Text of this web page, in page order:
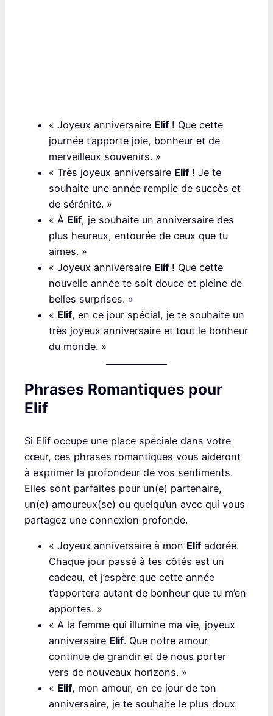
« Joyeux anniversaire Elif ! Que cette
journée t’apporte joie, bonheur et de
merveilleux souvenirs. »
« Très joyeux anniversaire Elif ! Je te
souhaite une année remplie de succès et
de sérénité. »
« À Elif, je souhaite un anniversaire des
plus heureux, entourée de ceux que tu
aimes. »
« Joyeux anniversaire Elif ! Que cette
nouvelle année te soit douce et pleine de
belles surprises. »
« Elif, en ce jour spécial, je te souhaite un
très joyeux anniversaire et tout le bonheur
du monde. »
Phrases Romantiques pour
Elif
Si Elif occupe une place spéciale dans votre
cœur, ces phrases romantiques vous aideront
à exprimer la profondeur de vos sentiments.
Elles sont parfaites pour un(e) partenaire,
un(e) amoureux(se) ou quelqu’un avec qui vous
partagez une connexion profonde.
« Joyeux anniversaire à mon Elif adorée.
Chaque jour passé à tes côtés est un
cadeau, et j’espère que cette année
t’apportera autant de bonheur que tu m’en
apportes. »
« À la femme qui illumine ma vie, joyeux
anniversaire Elif. Que notre amour
continue de grandir et de nous porter
vers de nouveaux horizons. »
« Elif, mon amour, en ce jour de ton
anniversaire, je te souhaite le plus doux